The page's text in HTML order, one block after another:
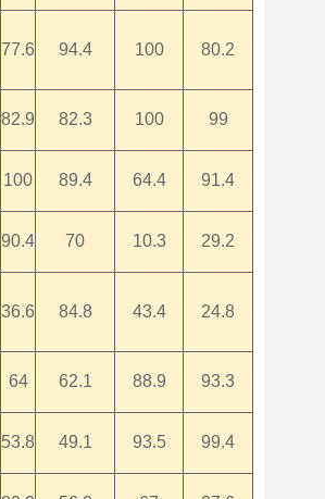
77.6 94.4 100 80.2
82.9 82.3 100 99
100 89.4 64.4 91.4
90.4 70 10.3 29.2
36.6 84.8 43.4 24.8
64 62.1 88.9 93.3
53.8 49.1 93.5 99.4